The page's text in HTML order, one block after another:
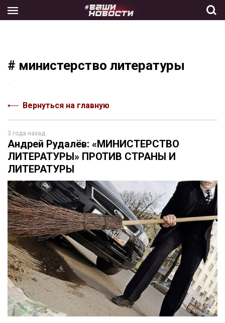
the
# министерство литературы
Вернуться на главную
3 года назад
Андрей Рудалёв: «МИНИСТЕРСТВО
ЛИТЕРАТУРЫ» ПРОТИВ СТРАНЫ И
ЛИТЕРАТУРЫ